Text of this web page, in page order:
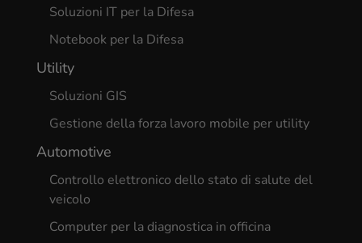
Soluzioni IT per la Difesa
Notebook per la Difesa
Utility
Soluzioni GIS
Gestione della forza lavoro mobile per utility
Automotive
Controllo elettronico dello stato di salute del
veicolo
Computer per la diagnostica in officina